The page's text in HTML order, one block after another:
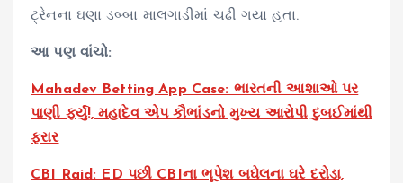
ટ્રેનના ઘણા ડબ્બા માલગાડીમાં ચઢી ગયા હતા.
આ પણ વાંચો:
Mahadev Betting App Case: ભારતની આશાઓ પર
પાણી ફર્યું!, મહાદેવ એપ કૌભાંડનો મુખ્ય આરોપી દુબઈમાંથી
ફરાર
CBI Raid: ED પછી CBIના ભૂપેશ બઘેલના ઘરે દરોડા,